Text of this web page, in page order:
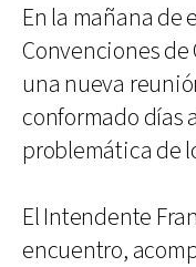
En la mañana de
Convenciones de
una nueva
conformado días
problemática de
El Intendente
encuentro,